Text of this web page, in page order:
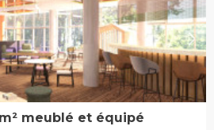
meublé et équipé